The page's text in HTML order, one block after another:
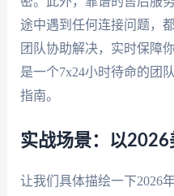
途中遇到任何连接问题，
团队协助解决，实时保障
是一个7x24小时待命的团
指南。
实战场景：以2026
让我们具体描绘一下2026